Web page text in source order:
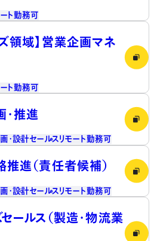
ート勤務可
ズ領域】営業企画マネ
ート勤務可
・推進
・設計セールスリモート勤務可
推進（責任者候補）
・設計セールスリモート勤務可
ールス（製造・物流業